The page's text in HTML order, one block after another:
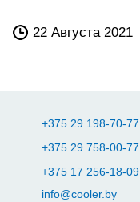
22 Августа 2021
+375 29 198-70-77
+375 29 758-00-77
+375 17 256-18-09
info@cooler.by